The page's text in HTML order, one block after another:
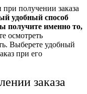
получении заказа
удобный способ
получите именно то,
осмотреть
Выберете удобный
при его
заказа